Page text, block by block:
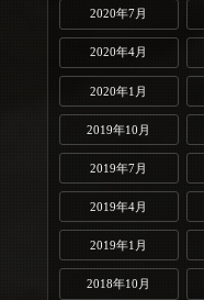
2020年7月
2020年4月
2020年1月
2019年10月
2019年7月
2019年4月
2019年1月
2018年10月